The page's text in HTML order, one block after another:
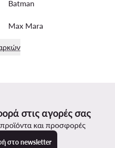
Batman
Max Mara
στις αγορές σας
και προσφορές
στο newsletter